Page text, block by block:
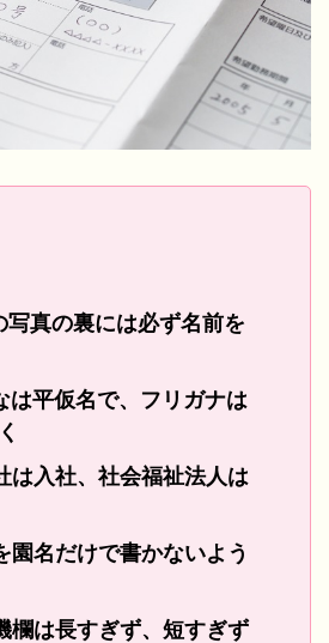
写真の裏には必ず名前を
は平仮名で、フリガナは
は入社、社会福祉法人は
園名だけで書かないよう
欄は長すぎず、短すぎず